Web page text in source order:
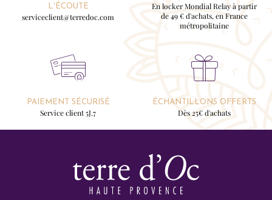
L'ÉCOUTE
serviceclient@terredoc.com
En locker Mondial Relay à partir
de 49 € d'achats, en France
métropolitaine
PAIEMENT SÉCURISÉ
Service client 5J.7
ÉCHANTILLONS OFFERTS
Dès 25€ d'achats